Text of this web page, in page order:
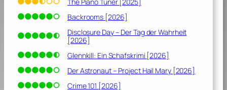
h
d
m
e
u
e
Backrooms [2026]
Disclosure Day – Der Tag der Wahrheit
[2026]
Glennkill: Ein Schafskrimi [2026]
Der Astronaut – Project Hail Mary [2026]
Crime 101 [2026]